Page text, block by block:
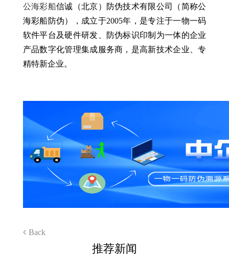
公海彩船信诚（北京）防伪技术有限公司（简称公
海彩船防伪），成立于2005年，是专注于一物一码
软件平台及硬件研发、防伪标识印制为一体的企业
产品数字化管理集成服务商，是高新技术企业、专
精特新企业。
Back
推荐新闻